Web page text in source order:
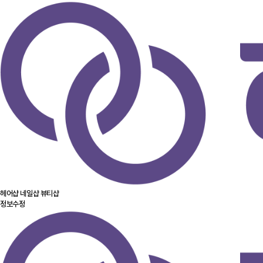
헤어샵 네일샵뷰티샵
정보수정